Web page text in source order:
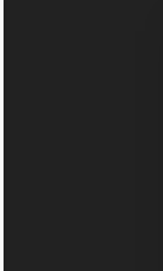
Sketchbook5,
Sketchbook5,